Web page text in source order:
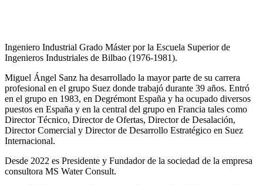
Ingeniero Industrial Grado Máster por la Escuela Superior de
Ingenieros Industriales de Bilbao (1976-1981).
Miguel Ángel Sanz ha desarrollado la mayor parte de su carrera
profesional en el grupo Suez donde trabajó durante 39 años. Entró
en el grupo en 1983, en Degrémont España y ha ocupado diversos
puestos en España y en la central del grupo en Francia tales como
Director Técnico, Director de Ofertas, Director de Desalación,
Director Comercial y Director de Desarrollo Estratégico en Suez
Internacional.
Desde 2022 es Presidente y Fundador de la sociedad de la empresa
consultora MS Water Consult.